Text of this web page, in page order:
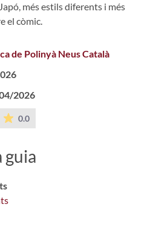
més estils diferents i més
el còmic.
de Polinyà Neus Català
2026
0.0La mitjana de les valoracions
guia